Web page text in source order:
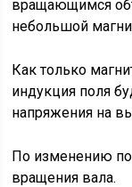
вращающимся
небольшой
Как только
индукция поля
напряжения на
По изменению
вращения вала.